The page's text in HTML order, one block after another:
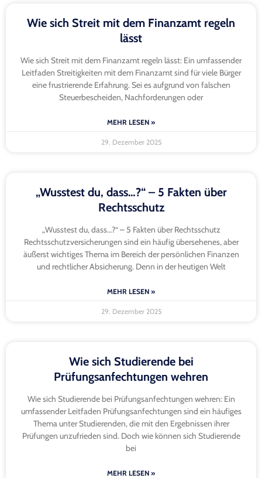
Wie sich Streit mit dem Finanzamt regeln
lässt
Wie sich Streit mit dem Finanzamt regeln lässt: Ein umfassender
Leitfaden Streitigkeiten mit dem Finanzamt sind für viele Bürger
eine frustrierende Erfahrung. Sei es aufgrund von falschen
Steuerbescheiden, Nachforderungen oder
MEHR LESEN »
29. Dezember 2025
„Wusstest du, dass…?“ – 5 Fakten über
Rechtsschutz
„Wusstest du, dass…?“ – 5 Fakten über Rechtsschutz
Rechtsschutzversicherungen sind ein häufig übersehenes, aber
äußerst wichtiges Thema im Bereich der persönlichen Finanzen
und rechtlicher Absicherung. Denn in der heutigen Welt
MEHR LESEN »
29. Dezember 2025
Wie sich Studierende bei
Prüfungsanfechtungen wehren
Wie sich Studierende bei Prüfungsanfechtungen wehren: Ein
umfassender Leitfaden Prüfungsanfechtungen sind ein häufiges
Thema unter Studierenden, die mit den Ergebnissen ihrer
Prüfungen unzufrieden sind. Doch wie können sich Studierende
bei
MEHR LESEN »